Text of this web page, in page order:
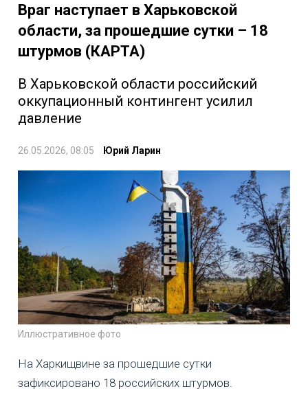
Враг наступает в Харьковской
области, за прошедшие сутки – 18
штурмов (КАРТА)
В Харьковской области российский
оккупационный контингент усилил
давление
26.05.2026, 08:05 Юрий Ларин
Иллюстративное фото
На Харкищвине за прошедшие сутки
зафиксировано 18 российских штурмов.